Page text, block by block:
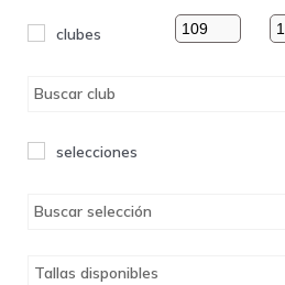
clubes
Buscar club
selecciones
Buscar selección
Tallas disponibles